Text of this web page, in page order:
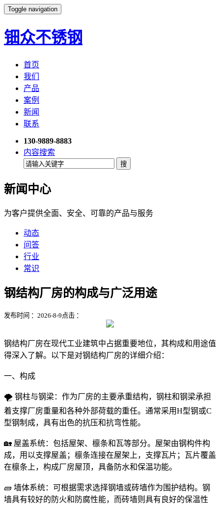
Toggle navigation
钿众不锈钢
首页
我们
产品
案例
新闻
联系
130-9889-8883
内容搜索
新闻中心
为客户提供全面、安全、可靠的产品与服务
动态
问答
行业
常识
钢结构厂房的构成与广泛用途
发布时间 ：2026-8-9 点击 ：
钢结构厂房在现代工业建筑中占据重要地位，其构成和用途值
得深入了解。以下是对钢结构厂房的详细介绍：
一、构成
🌪️ 钢柱与钢梁：作为厂房的主要承重结构，钢柱和钢梁承担
着支撑厂房重量和各种外部荷载的重任。通常采用H型钢或C
型钢制成，具有出色的抗压和抗弯性能。
🏡 屋盖系统：包括屋架、檩条和瓦等部分。屋架由钢构件构
成，用以支撑屋盖；檩条连接在屋架上，支撑瓦片；瓦片覆盖
在檩条上，构成厂房屋顶，具备防水和保温功能。
🧱 墙体系统：可根据需求选择钢墙或砖墙作为围护结构。钢
墙具有较好的防火和防腐性能，而砖墙则具有良好的保温性